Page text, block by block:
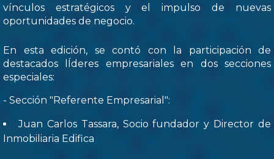
vínculos estratégicos y el impulso de nuevas
oportunidades de negocio.
En esta edición, se contó con la participación de
destacados lÍderes empresariales en dos secciones
especiales:
- Sección "Referente Empresarial":
Juan Carlos Tassara, Socio fundador y Director de
Inmobiliaria Edifica